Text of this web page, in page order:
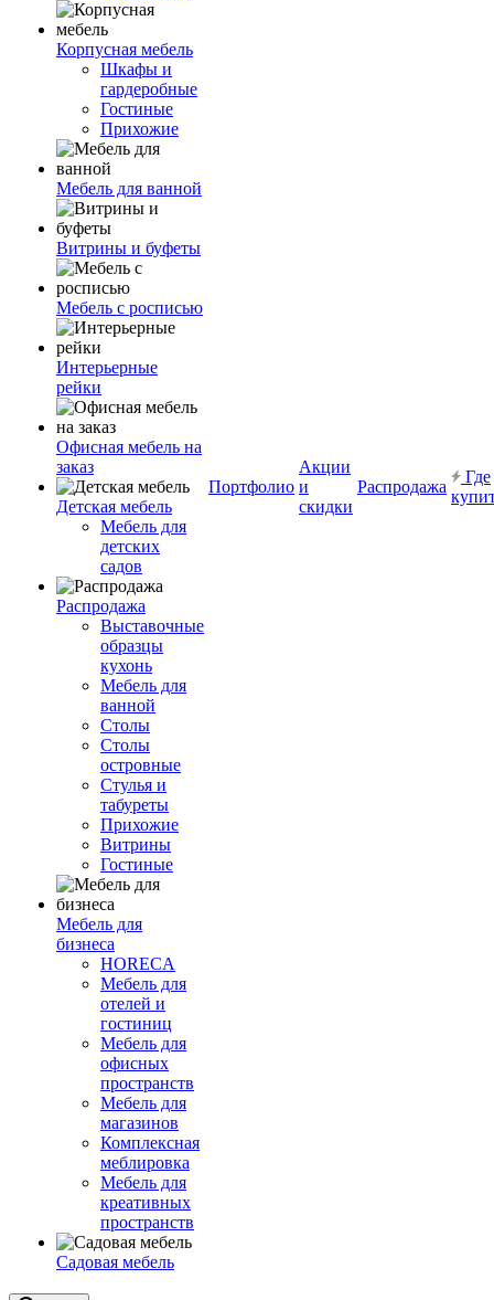
Корпусная мебель
Шкафы и
гардеробные
Гостиные
Прихожие
Мебель для ванной
Витрины и буфеты
Мебель с росписью
Интерьерные
рейки
Офисная мебель на
заказ
Детская мебель
Мебель для
детских
садов
Распродажа
Выставочные
образцы
кухонь
Мебель для
ванной
Столы
Столы
островные
Стулья и
табуреты
Прихожие
Витрины
Гостиные
Мебель для
бизнеса
HORECA
Мебель для
отелей и
гостиниц
Мебель для
офисных
пространств
Мебель для
магазинов
Комплексная
меблировка
Мебель для
креативных
пространств
Садовая мебель
Портфолио
Акции
и
скидки
Распродажа
Где